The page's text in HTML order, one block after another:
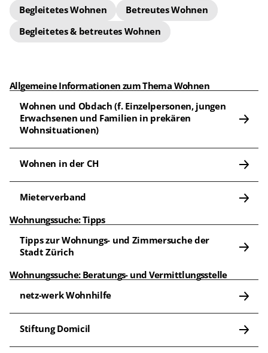
Begleitetes Wohnen
Betreutes Wohnen
Begleitetes & betreutes Wohnen
Allgemeine Informationen zum Thema Wohnen
Wohnen und Obdach (f. Einzelpersonen, jungen
Erwachsenen und Familien in prekären
Wohnsituationen)
Wohnen in der CH
Mieterverband
Wohnungssuche: Tipps
Tipps zur Wohnungs- und Zimmersuche der
Stadt Zürich
Wohnungssuche: Beratungs- und Vermittlungsstelle
netz-werk Wohnhilfe
Stiftung Domicil